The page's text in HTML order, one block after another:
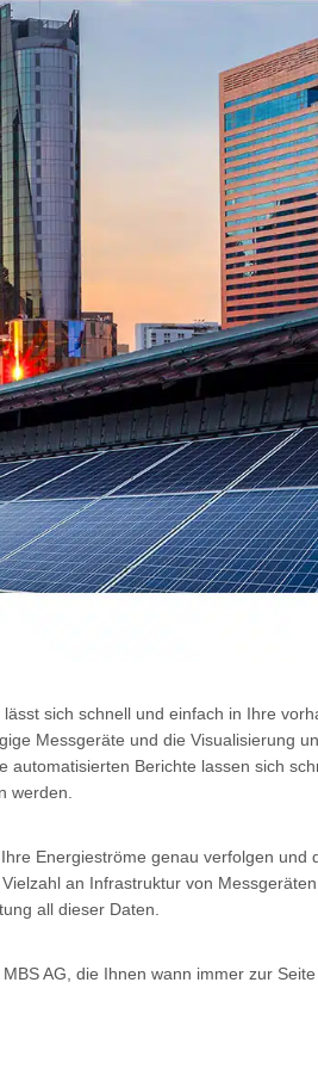
sich schnell und einfach in Ihre
Messgeräte und die Visualisierung
automatisierten Berichte lassen sich
werden.
Energieströme genau verfolgen und
an Infrastruktur von
all dieser Daten.
AG, die Ihnen wann immer zur Seite